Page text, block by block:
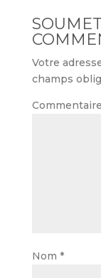
Votre
champs
Commentaire
Nom *